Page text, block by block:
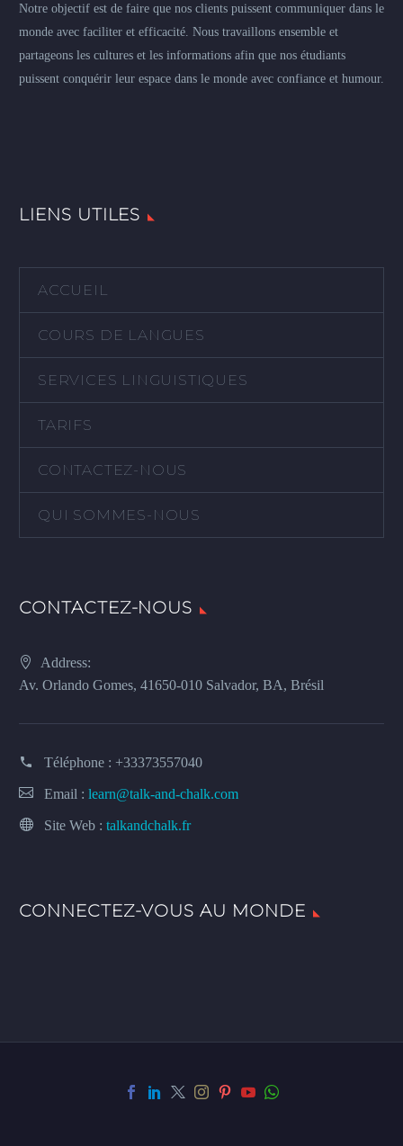
Notre objectif est de faire que nos clients puissent communiquer dans le
monde avec faciliter et efficacité. Nous travaillons ensemble et
partageons les cultures et les informations afin que nos étudiants
puissent conquérir leur espace dans le monde avec confiance et humour.
LIENS UTILES
ACCUEIL
COURS DE LANGUES
SERVICES LINGUISTIQUES
TARIFS
CONTACTEZ-NOUS
QUI SOMMES-NOUS
CONTACTEZ-NOUS
Address:
Av. Orlando Gomes, 41650-010 Salvador, BA, Brésil
Téléphone : +33373557040
Email : learn@talk-and-chalk.com
Site Web : talkandchalk.fr
CONNECTEZ-VOUS AU MONDE